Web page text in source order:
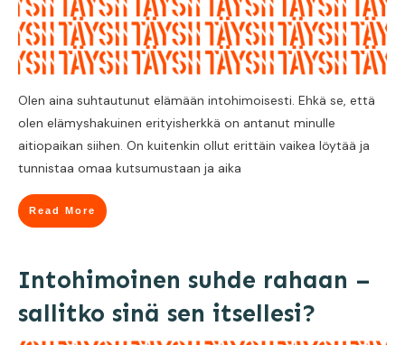
Olen aina suhtautunut elämään intohimoisesti. Ehkä se, että
olen elämyshakuinen erityisherkkä on antanut minulle
aitiopaikan siihen. On kuitenkin ollut erittäin vaikea löytää ja
tunnistaa omaa kutsumustaan ja aika
Read More
Intohimoinen suhde rahaan –
sallitko sinä sen itsellesi?